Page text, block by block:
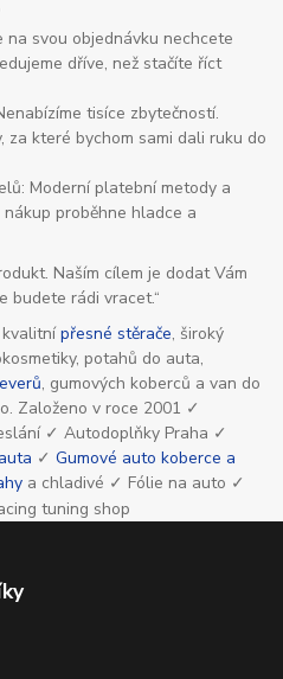
na svou objednávku nechcete
dříve, než stačíte říct
tisíce zbytečností.
za které bychom sami dali ruku do
Moderní platební metody a
proběhne hladce a
Naším cílem je dodat Vám
budete rádi vracet.“
kvalitnípřesné stěrače, široký
potahů do auta,
, gumových koberců a van do
Založeno v roce 2001 ✓
✓ Autodoplňky Praha ✓
✓Gumové auto koberce a
a chladivé ✓ Fólie na auto ✓